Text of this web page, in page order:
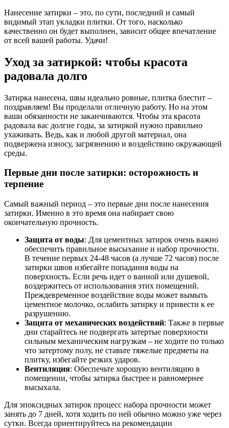
Нанесение затирки – это, по сути, последний и самый
видимый этап укладки плитки. От того, насколько
качественно он будет выполнен, зависит общее впечатление
от всей вашей работы. Удачи!
Уход за затиркой: чтобы красота
радовала долго
Затирка нанесена, швы идеально ровные, плитка блестит –
поздравляем! Вы проделали отличную работу. Но на этом
ваши обязанности не заканчиваются. Чтобы эта красота
радовала вас долгие годы, за затиркой нужно правильно
ухаживать. Ведь, как и любой другой материал, она
подвержена износу, загрязнению и воздействию окружающей
среды.
Первые дни после затирки: осторожность и
терпение
Самый важный период – это первые дни после нанесения
затирки. Именно в это время она набирает свою
окончательную прочность.
Защита от воды: Для цементных затирок очень важно
обеспечить правильное высыхание и набор прочности.
В течение первых 24-48 часов (а лучше 72 часов) после
затирки швов избегайте попадания воды на
поверхность. Если речь идет о ванной или душевой,
воздержитесь от использования этих помещений.
Преждевременное воздействие воды может вымыть
цементное молочко, ослабить затирку и привести к ее
разрушению.
Защита от механических воздействий: Также в первые
дни старайтесь не подвергать затертые поверхности
сильным механическим нагрузкам – не ходите по только
что затертому полу, не ставьте тяжелые предметы на
плитку, избегайте резких ударов.
Вентиляция: Обеспечьте хорошую вентиляцию в
помещении, чтобы затирка быстрее и равномернее
высыхала.
Для эпоксидных затирок процесс набора прочности может
занять до 7 дней, хотя ходить по ней обычно можно уже через
сутки. Всегда ориентируйтесь на рекомендации